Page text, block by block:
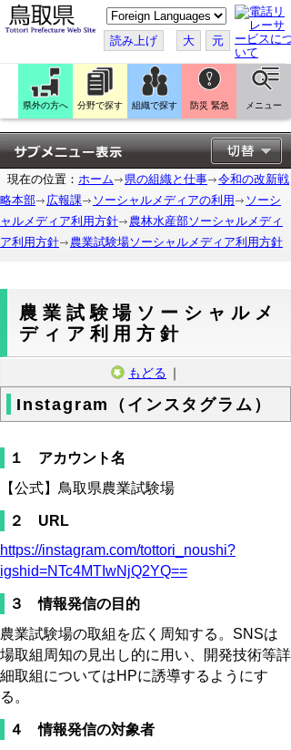
こ
の
ペ
ー
ジ
翻
訳
す
る
読み上げ 大 元
県外の方へ 分野で探す 組織で探す 防災 緊急 メニュー
現在の位置： ホーム 県の組織と仕事
令和の改新戦
略本部
広報課 ソーシャルメディアの利用
ソーシ
ャルメディア利用方針
農林水産部ソーシャルメディ
ア利用方針
農業試験場ソーシャルメディア利用方針
農業試験場ソーシャルメ
ディア利用方針
もどる ｜
Instagram（インスタグラム）
１ アカウント名
【公式】鳥取県農業試験場
２ URL
https://instagram.com/tottori_noushi?
igshid=NTc4MTIwNjQ2YQ==
３ 情報発信の目的
農業試験場の取組を広く周知する。SNSは
場取組周知の見出し的に用い、開発技術等詳
細取組についてはHPに誘導するようにす
る。
４ 情報発信の対象者